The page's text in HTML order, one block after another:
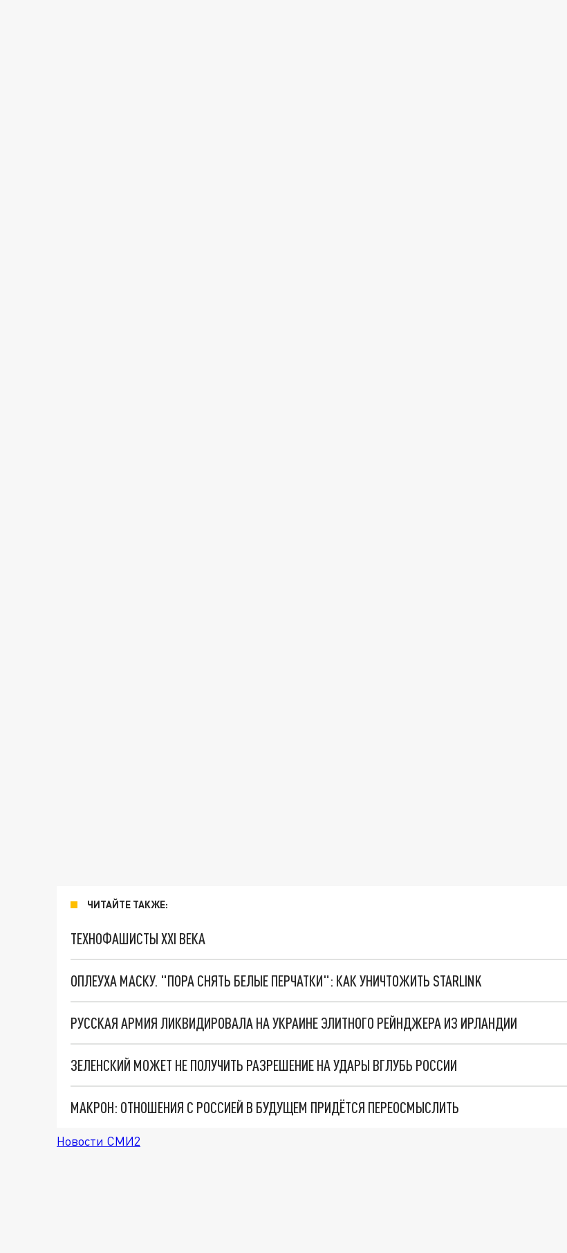
ЧИТАЙТЕ ТАКЖЕ:
ТЕХНОФАШИСТЫ XXI ВЕКА
ОПЛЕУХА МАСКУ. "ПОРА СНЯТЬ БЕЛЫЕ ПЕРЧАТКИ": КАК УНИЧТОЖИТЬ STARLINK
РУССКАЯ АРМИЯ ЛИКВИДИРОВАЛА НА УКРАИНЕ ЭЛИТНОГО РЕЙНДЖЕРА ИЗ ИРЛАНДИИ
ЗЕЛЕНСКИЙ МОЖЕТ НЕ ПОЛУЧИТЬ РАЗРЕШЕНИЕ НА УДАРЫ ВГЛУБЬ РОССИИ
МАКРОН: ОТНОШЕНИЯ С РОССИЕЙ В БУДУЩЕМ ПРИДЁТСЯ ПЕРЕОСМЫСЛИТЬ
Новости СМИ2